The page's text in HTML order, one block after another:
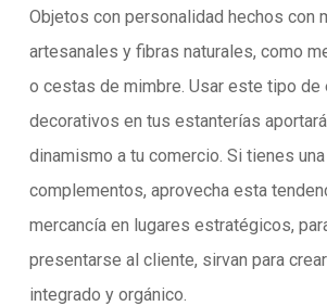
Objetos con personalidad hechos con
artesanales y fibras naturales, como
o cestas de mimbre. Usar este tipo de
decorativos en tus estanterías
dinamismo a tu comercio. Si tienes
complementos, aprovecha esta
mercancía en lugares estratégicos,
presentarse al cliente, sirvan para
integrado y orgánico.